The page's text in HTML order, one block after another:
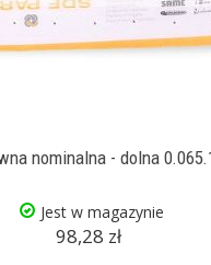
nominalna - dolna
Jest w magazynie
98,28 zł